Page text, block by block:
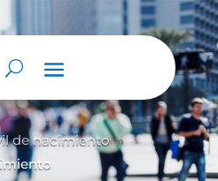
de nacimiento 9